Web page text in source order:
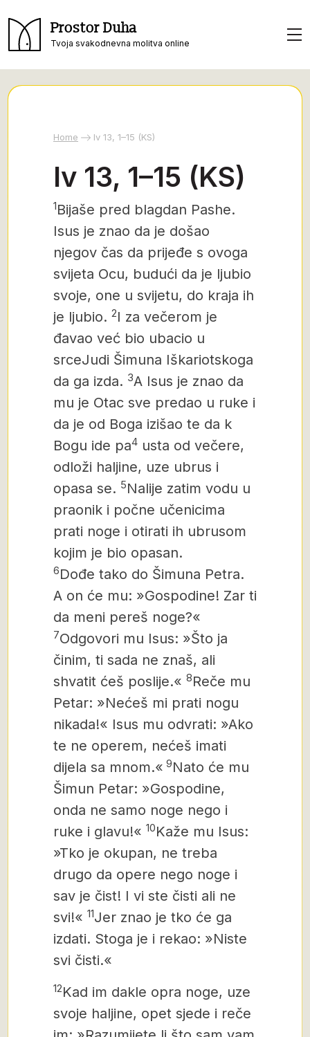
Prostor Duha
Tvoja svakodnevna molitva online
Home Iv 13, 1–15 (KS)
Iv 13, 1–15 (KS)
1Bijaše pred blagdan Pashe.
Isus je znao da je došao
njegov čas da prijeđe s ovoga
svijeta Ocu, budući da je ljubio
svoje, one u svijetu, do kraja ih
je ljubio. 2I za večerom je
đavao već bio ubacio u
srceJudi Šimuna Iškariotskoga
da ga izda. 3A Isus je znao da
mu je Otac sve predao u ruke i
da je od Boga izišao te da k
Bogu ide pa4 usta od večere,
odloži haljine, uze ubrus i
opasa se. 5Nalije zatim vodu u
praonik i počne učenicima
prati noge i otirati ih ubrusom
kojim je bio opasan.
6Dođe tako do Šimuna Petra.
A on će mu: »Gospodine! Zar ti
da meni pereš noge?«
7Odgovori mu Isus: »Što ja
činim, ti sada ne znaš, ali
shvatit ćeš poslije.« 8Reče mu
Petar: »Nećeš mi prati nogu
nikada!« Isus mu odvrati: »Ako
te ne operem, nećeš imati
dijela sa mnom.« 9Nato će mu
Šimun Petar: »Gospodine,
onda ne samo noge nego i
ruke i glavu!« 10Kaže mu Isus:
»Tko je okupan, ne treba
drugo da opere nego noge i
sav je čist! I vi ste čisti ali ne
svi!« 11Jer znao je tko će ga
izdati. Stoga je i rekao: »Niste
svi čisti.«
12Kad im dakle opra noge, uze
svoje haljine, opet sjede i reče